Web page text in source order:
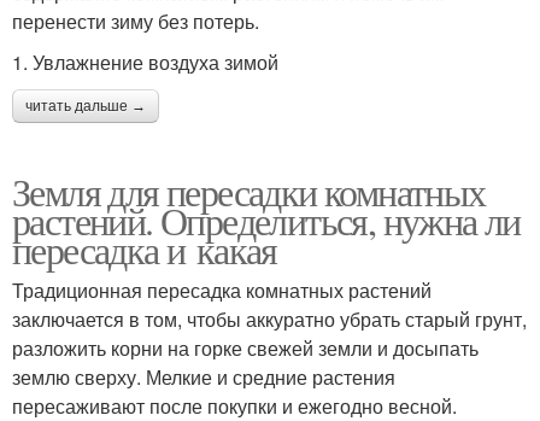
перенести зиму без потерь.
1. Увлажнение воздуха зимой
читать дальше →
Земля для пересадки комнатных
растений. Определиться, нужна ли
пересадка и какая
Традиционная пересадка комнатных растений
заключается в том, чтобы аккуратно убрать старый грунт,
разложить корни на горке свежей земли и досыпать
землю сверху. Мелкие и средние растения
пересаживают после покупки и ежегодно весной.